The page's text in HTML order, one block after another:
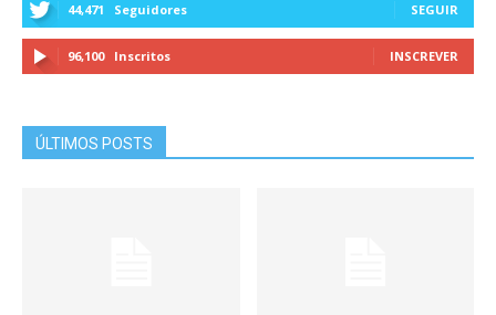
44,471 Seguidores SEGUIR
96,100 Inscritos INSCREVER
ÚLTIMOS POSTS